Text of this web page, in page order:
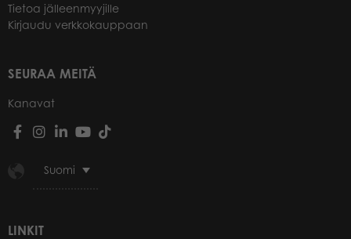
Tietoa jälleenmyyjille
Kirjaudu verkkokauppaan
SEURAA MEITÄ
Kanavat
Suomi
LINKIT